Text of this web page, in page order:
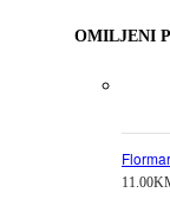
OMILJENI
11.00